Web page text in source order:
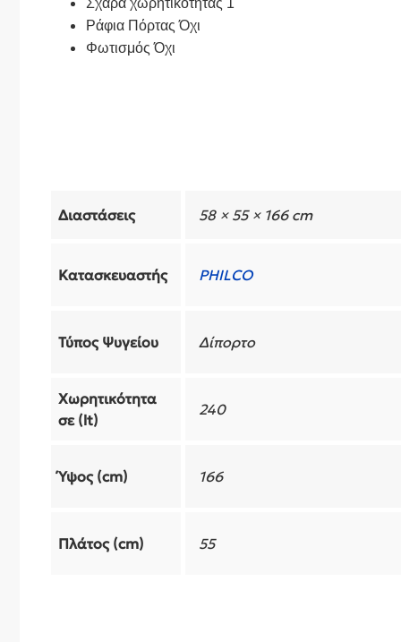
Ράφια Πόρτας Όχι
Φωτισμός Όχι
Διαστάσεις 58 × 55 × 166 cm
Κατασκευαστής PHILCO
Τύπος Ψυγείου Δίπορτο
Χωρητικότητα
σε (lt)
240
Ύψος (cm) 166
Πλάτος (cm) 55